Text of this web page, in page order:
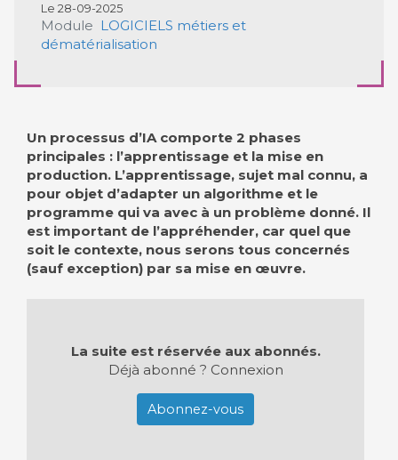
Le 28-09-2025
Module LOGICIELS métiers et
dématérialisation
Un processus d’IA comporte 2 phases
principales : l’apprentissage et la mise en
production. L’apprentissage, sujet mal connu, a
pour objet d’adapter un algorithme et le
programme qui va avec à un problème donné. Il
est important de l’appréhender, car quel que
soit le contexte, nous serons tous concernés
(sauf exception) par sa mise en œuvre.
La suite est réservée aux abonnés.
Déjà abonné ? Connexion
Abonnez-vous